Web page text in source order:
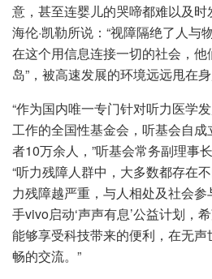
意，甚至连婴儿的哭啼都难以及
海伦·凯勒所说：“视障隔绝了人与
在这个用信息连接一切的社会，他
岛”，被高速发展的环境远远甩在身
“作为国内唯一专门针对听力医学
工作的全国性基金会，听基会自
者10万余人，”听基会常务副理事
“听力残障人群中，大多数都存在
力残障越严重，与人相处及社会
手vivo启动‘声声有息’公益计划，
能够享受科技带来的便利，在无
畅的交流。”